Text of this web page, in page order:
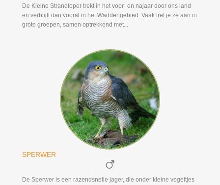
De Kleine Strandloper trekt in het voor- en najaar door ons land
en verblijft dan vooral in het Waddengebied. Vaak tref je ze aan in
grote groepen, samen optrekkend met...
SPERWER
De Sperwer is een razendsnelle jager, die onder kleine vogeltjes